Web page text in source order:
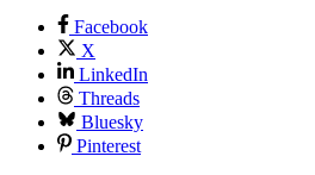
Facebook
X
LinkedIn
Threads
Bluesky
Pinterest